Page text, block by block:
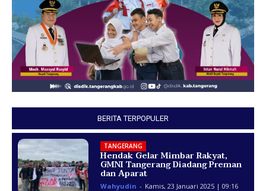
BERITA TERPOPULER
TANGERANG
Hendak Gelar Mimbar Rakyat,
GMNI Tangerang Diadang Preman
dan Aparat
Wahyudin - Kamis, 23 Januari 2025 | 09:16